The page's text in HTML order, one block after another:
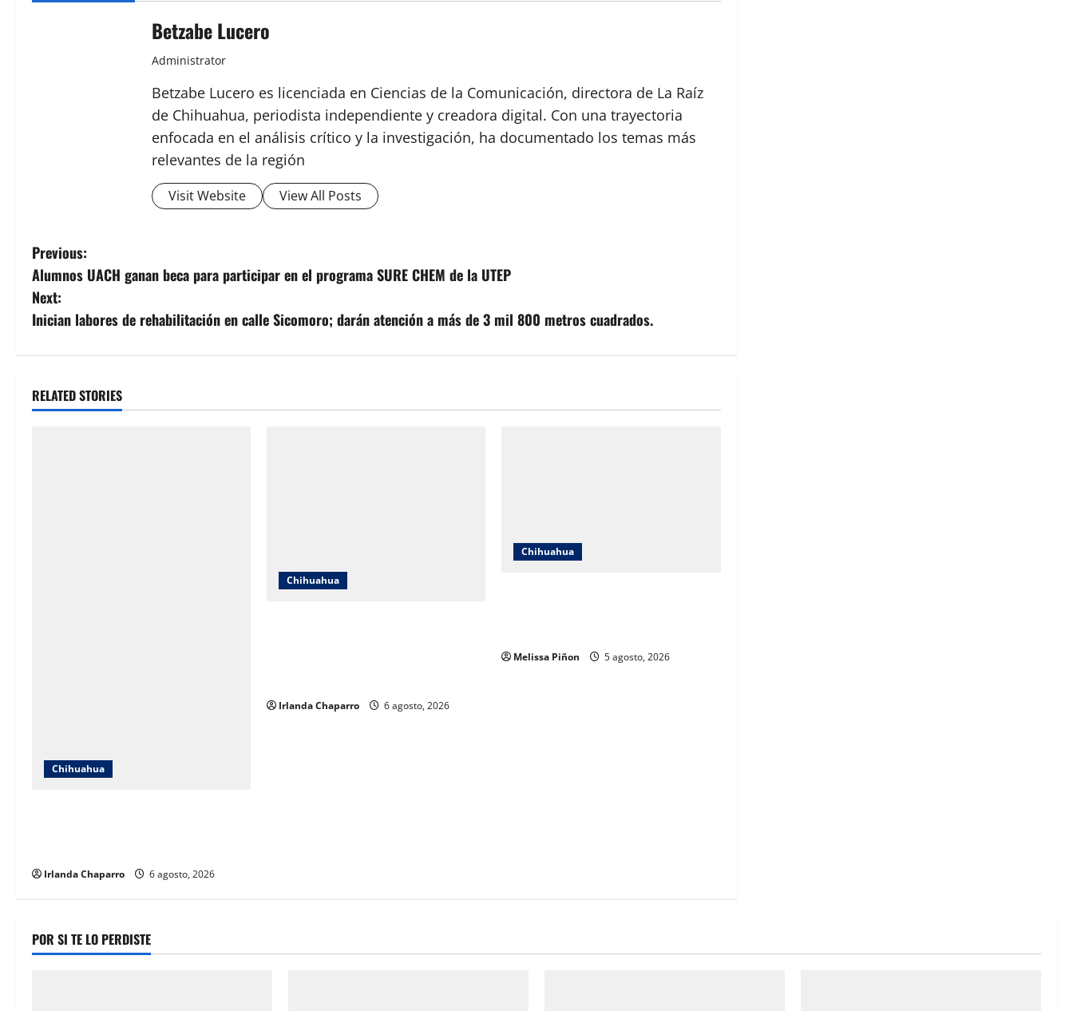
Betzabe Lucero
Administrator
Betzabe Lucero es licenciada en Ciencias de la Comunicación, directora de La Raíz
de Chihuahua, periodista independiente y creadora digital. Con una trayectoria
enfocada en el análisis crítico y la investigación, ha documentado los temas más
relevantes de la región
Visit Website View All Posts
P
o
s
n
Previous:
Alumnos UACH ganan beca para participar en el programa SURE CHEM de la UTEP
Next:
Inician labores de rehabilitación en calle Sicomoro; darán atención a más de 3 mil 800 metros cuadrados.
RELATED STORIES
Chihuahua
Irlanda Chaparro 6 agosto, 2026
Chihuahua
Irlanda Chaparro 6 agosto, 2026
Chihuahua
Melissa Piñon 5 agosto, 2026
POR SI TE LO PERDISTE